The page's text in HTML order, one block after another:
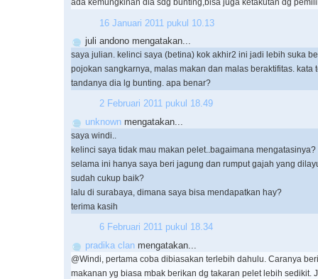
ada kemungkinan dia sdg bunting,bisa juga ketakutan dg
16 Januari 2011 pukul 10.13
juli andono mengatakan...
saya julian. kelinci saya (betina) kok akhir2 ini jadi lebih suka
pojokan sangkarnya, malas makan dan malas beraktifitas. kata
tandanya dia lg bunting. apa benar?
2 Februari 2011 pukul 18.49
unknown mengatakan...
saya windi..
kelinci saya tidak mau makan pelet..bagaimana mengatasinya?
selama ini hanya saya beri jagung dan rumput gajah yang
sudah cukup baik?
lalu di surabaya, dimana saya bisa mendapatkan hay?
terima kasih
6 Februari 2011 pukul 18.34
pradika clan mengatakan...
@Windi, pertama coba dibiasakan terlebih dahulu. Caranya
makanan yg biasa mbak berikan dg takaran pelet lebih sedikit.